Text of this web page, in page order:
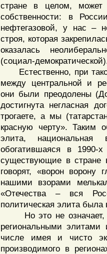
стране в целом, может
собственности: в
нефтегазовой, у нас –
строя, которая
оказалась
(социал-
Естественно, при
между центральной и
они были преодолены
достигнута негласная
трогаете, а мы
красную черту». Таким
элита,
обогатившаяся в 1990-
существующие в стране
говорят, «ворон ворону
нашими взорами
«Отечества – вся
политическая элита была
Но это не означает,
региональными
числе имея и чисто
производимого в